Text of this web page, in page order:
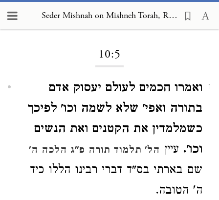
Seder Mishnah on Mishneh Torah, Repentance 10:5
10:5
1
ואמרו חכמים לעולם יעסוק אדם
בתורה ואפי' שלא לשמה וכו' לפיכך
כשמלמדין את הקטנים ואת הנשים
וכו'. עיין הל' תלמוד תורה פ"ג הלכה ה'
שם בארתי בס"ד דברי רבינו הללו כיד
ה' הטובה.